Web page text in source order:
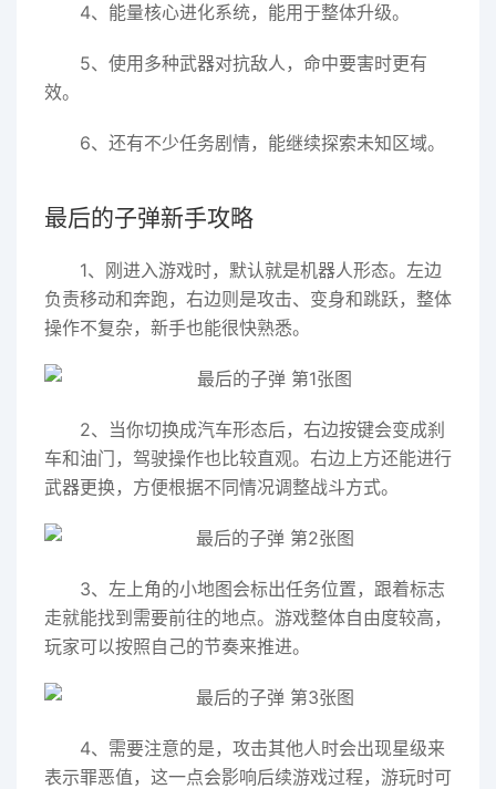
4、能量核心进化系统，能用于整体升级。
5、使用多种武器对抗敌人，命中要害时更有
效。
6、还有不少任务剧情，能继续探索未知区域。
最后的子弹新手攻略
1、刚进入游戏时，默认就是机器人形态。左边
负责移动和奔跑，右边则是攻击、变身和跳跃，整体
操作不复杂，新手也能很快熟悉。
2、当你切换成汽车形态后，右边按键会变成刹
车和油门，驾驶操作也比较直观。右边上方还能进行
武器更换，方便根据不同情况调整战斗方式。
3、左上角的小地图会标出任务位置，跟着标志
走就能找到需要前往的地点。游戏整体自由度较高，
玩家可以按照自己的节奏来推进。
4、需要注意的是，攻击其他人时会出现星级来
表示罪恶值，这一点会影响后续游戏过程，游玩时可